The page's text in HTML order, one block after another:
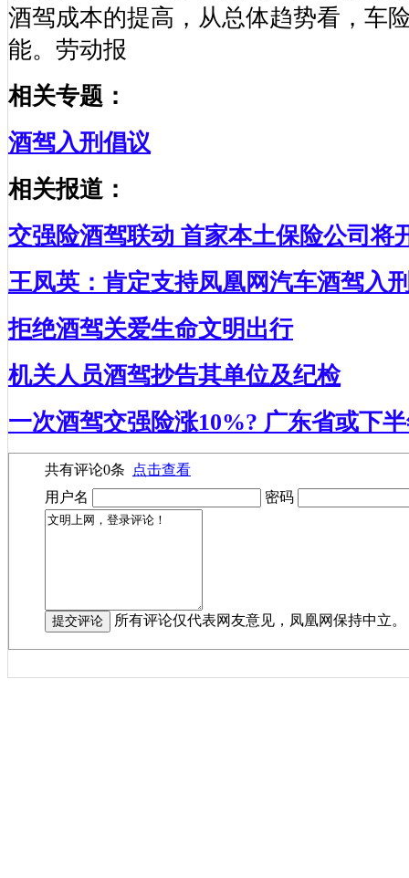
酒驾成本的提高，从总体趋势看，车
能。劳动报
相关专题：
酒驾入刑倡议
相关报道：
交强险酒驾联动 首家本土保险公司将
王凤英：肯定支持凤凰网汽车酒驾入
拒绝酒驾关爱生命文明出行
机关人员酒驾抄告其单位及纪检
一次酒驾交强险涨10%? 广东省或下
共有评论0条
点击查看
用户名
密码
所有评论仅代表网友意见，凤凰网保持中立。